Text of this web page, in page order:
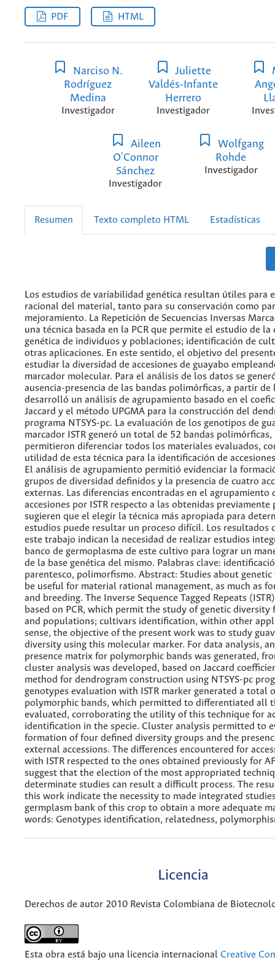
PDF HTML
Narciso N.
Rodríguez
Medina
Investigador
Juliette
Valdés-Infante
Herrero
Investigador
Aileen
O'Connor
Sánchez
Investigador
Wolfgang
Rohde
Investigador
Resumen Texto completo HTML Estadísticas
Los estudios de variabilidad genética resultan útiles para
racional del material, tanto para su conservación como
mejoramiento. La Repetición de Secuencias Inversas
una técnica basada en la PCR que permite el estudio de la
genética de individuos y poblaciones; identificación de
otras aplicaciones. En este sentido, el objetivo del
estudiar la diversidad de accesiones de guayabo
marcador molecular. Para el análisis de los datos se
ausencia-presencia de las bandas polimórficas, a partir de
desarrolló un análisis de agrupamiento basado en el
Jaccard y el método UPGMA para la construcción del
programa NTSYS-pc. La evaluación de los genotipos de
marcador ISTR generó un total de 52 bandas polimórficas,
permitieron diferenciar todos los materiales evaluados,
utilidad de esta técnica para la identificación de
El análisis de agrupamiento permitió evidenciar la
grupos de diversidad definidos y la presencia de cuatro
externas. Las diferencias encontradas en el agrupamiento
accesiones por ISTR respecto a las obtenidas previamente
sugieren que el elegir la técnica más apropiada para
estudios puede resultar un proceso difícil. Los resultados
este trabajo indican la necesidad de realizar estudios
banco de germoplasma de este cultivo para lograr un
de la base genética del mismo. Palabras clave:
parentesco, polimorfismo. Abstract: Studies about
be useful for material rational management, as much as
and breeding. The Inverse Sequence Tagged Repeats
based on PCR, which permit the study of genetic
and populations; cultivars identification, within other
sense, the objective of the present work was to study
diversity using this molecular marker. For data analysis,
presence matrix for polymorphic bands was generated,
cluster analysis was developed, based on Jaccard
method for dendrogram construction using NTSYS-pc
genotypes evaluation with ISTR marker generated a total
polymorphic bands, which permitted to differentiated all
evaluated, corroborating the utility of this technique for
identification in the specie. Cluster analysis permitted to
formation of four defined diversity groups and the
external accessions. The differences encountered for
with ISTR respected to the ones obtained previously for
suggest that the election of the most appropriated
determinate studies can result a difficult process. The
this work indicate the necessity to made integrated
germplasm bank of this crop to obtain a more adequate
words: Genotypes identification, relatedness,
Licencia
Derechos de autor 2010 Revista Colombiana de
Esta obra está bajo una licencia internacional Creative